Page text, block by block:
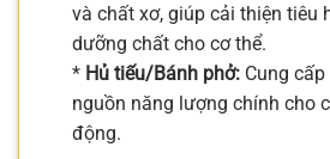
và chất xơ, giúp cải thiện tiêu
dưỡng chất cho cơ thể.
* Hủ tiếu/Bánh phở: Cung
nguồn năng lượng chính cho
động.